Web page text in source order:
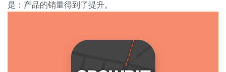
是：产品的销量得到了提升。